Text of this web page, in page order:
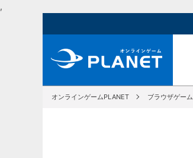
,
オンラインゲームPLANET ブラウザゲーム